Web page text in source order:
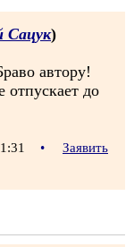
Сацук)
автору!
отпускает до
•
Заявить